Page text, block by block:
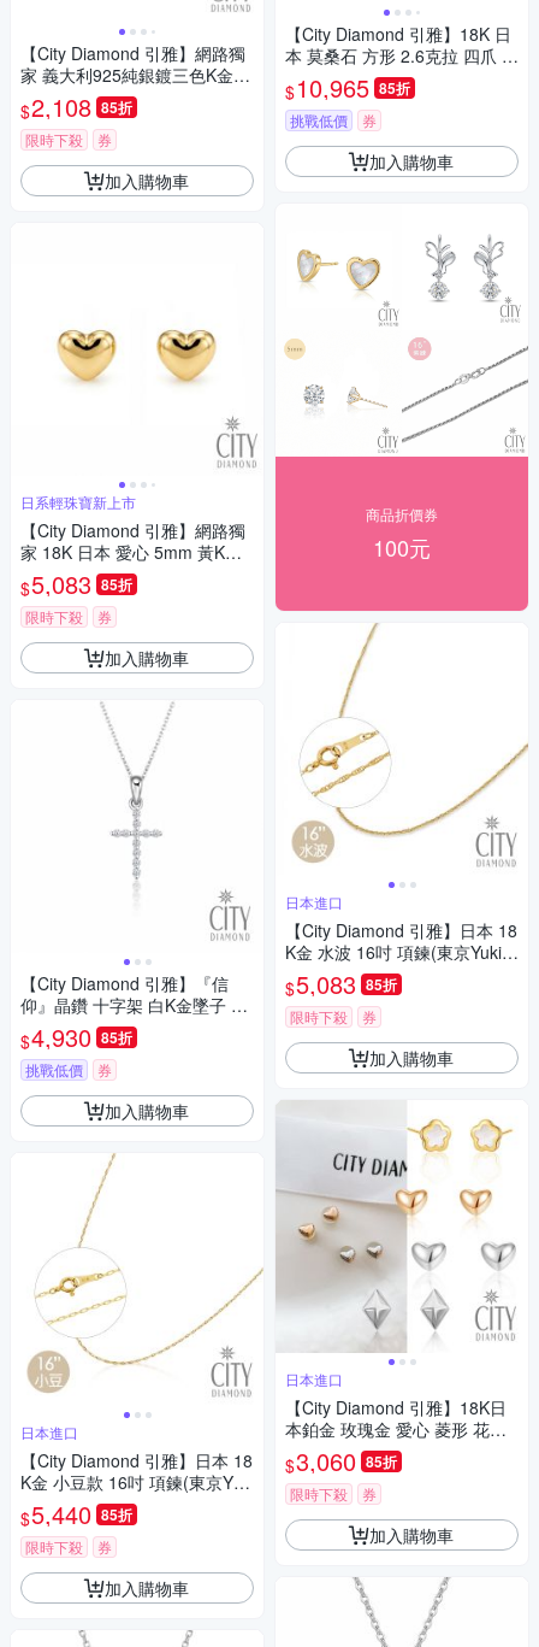
【City Diamond 引雅】網路獨
家 義大利925純銀鍍三色K金手
鍊 (浮光流影系列)
$2,108 85折
限時下殺 券
加入購物車
日系輕珠寶新上市
【City Diamond 引雅】網路獨
家 18K 日本 愛心 5mm 黃K金
造型耳環 (東京Yuki系列)
$5,083 85折
限時下殺 券
加入購物車
【City Diamond 引雅】『信
仰』晶鑽 十字架 白K金墜子 項
鍊(浮光流影系列)
$4,930 85折
挑戰低價 券
加入購物車
日本進口
【City Diamond 引雅】日本 18
K金 小豆款 16吋 項鍊(東京Yuki
系列)
$5,440 85折
限時下殺 券
加入購物車
【City Diamond 引雅】18K 日
本 莫桑石 方形 2.6克拉 四爪 耳
環(東京Yuki系列)
$10,965 85折
挑戰低價 券
加入購物車
商品折價券
100元
日本進口
【City Diamond 引雅】日本 18
K金 水波 16吋 項鍊(東京Yuki系
列)
$5,083 85折
限時下殺 券
加入購物車
日本進口
【City Diamond 引雅】18K日
本鉑金 玫瑰金 愛心 菱形 花形
造型 耳環-多款任選(東京Yuki系
列)
$3,060 85折
限時下殺 券
加入購物車